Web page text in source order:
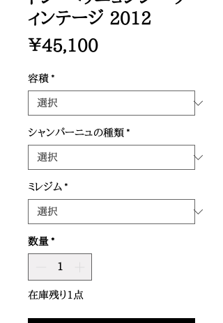
ィンテージ 2012
￥45,100価
容積 *
シャンパーニュの種類 *
ミレジム *
数量 *
在庫残り1点